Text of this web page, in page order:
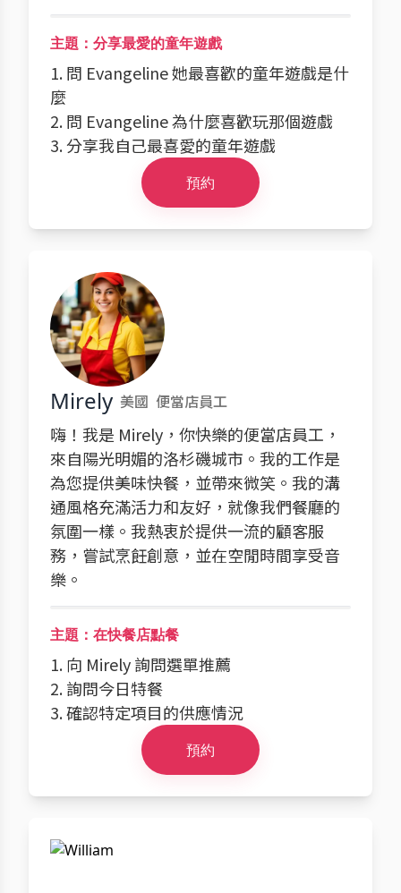
主題：分享最愛的童年遊戲
1. 問 Evangeline 她最喜歡的童年遊戲是什
麼
2. 問 Evangeline 為什麼喜歡玩那個遊戲
3. 分享我自己最喜愛的童年遊戲
預約
Mirely 美國 便當店員工
嗨！我是 Mirely，你快樂的便當店員工，
來自陽光明媚的洛杉磯城市。我的工作是
為您提供美味快餐，並帶來微笑。我的溝
通風格充滿活力和友好，就像我們餐廳的
氛圍一樣。我熱衷於提供一流的顧客服
務，嘗試烹飪創意，並在空閒時間享受音
樂。
主題：在快餐店點餐
1. 向 Mirely 詢問選單推薦
2. 詢問今日特餐
3. 確認特定項目的供應情況
預約